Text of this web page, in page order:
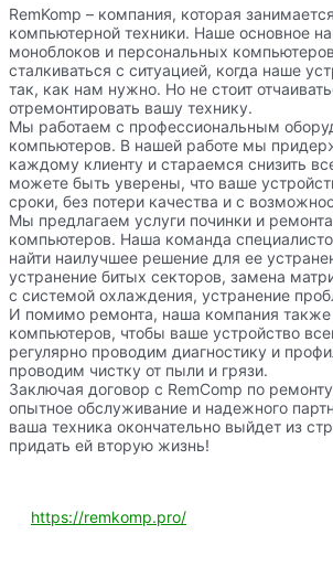
RemKomp – компания, которая
компьютерной техники. Наше основное
моноблоков и персональных
сталкиваться с ситуацией, когда наше
так, как нам нужно. Но не стоит
отремонтировать вашу технику.
Мы работаем с профессиональным
компьютеров. В нашей работе мы
каждому клиенту и стараемся снизить
можете быть уверены, что ваше
сроки, без потери качества и с
Мы предлагаем услуги починки и
компьютеров. Наша команда
найти наилучшее решение для ее
устранение битых секторов, замена
с системой охлаждения, устранение
И помимо ремонта, наша компания
компьютеров, чтобы ваше устройство
регулярно проводим диагностику и
проводим чистку от пыли и грязи.
Заключая договор с RemComp по
опытное обслуживание и надежного
ваша техника окончательно выйдет из
придать ей вторую жизнь!
https://remkomp.pro/